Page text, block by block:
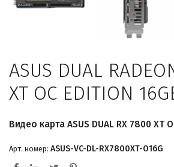
ASUS DUAL
XT OC EDITION
Видео карта ASUS DUAL RX 7800 XT
Арт. номер: ASUS-VC-DL-RX7800XT-O16G